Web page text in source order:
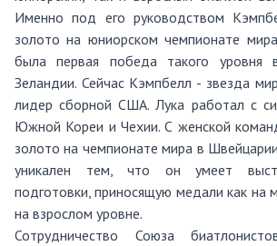
Именно под его руководством
золото на юниорском чемпионате
была первая победа такого уровня
Зеландии. Сейчас Кэмпбелл - звезда
лидер сборной США. Лука работал с
Южной Кореи и Чехии. С женской
золото на чемпионате мира в
уникален тем, что он умеет
подготовки, приносящую медали как на
на взрослом уровне.
Сотрудничество Союза